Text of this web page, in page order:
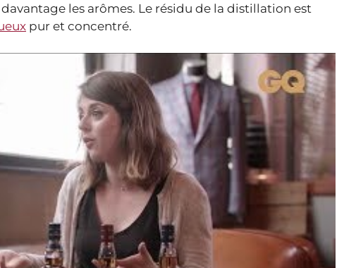
les arômes. Le résidu de la distillation est
pur et concentré.